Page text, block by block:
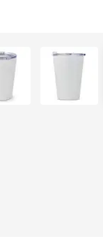
View larger image
View